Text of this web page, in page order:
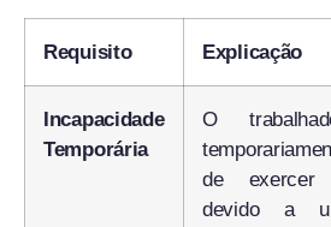
Requisito Explicação
Incapacidade
Temporária
O
de exercer
devido a